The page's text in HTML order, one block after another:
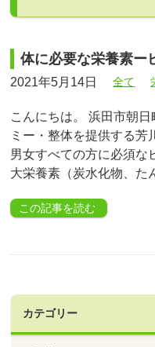
体に必要な栄養素ー
2021年5月14日 全て
こんにちは。 浜田市朝
ミー・整体を提供する
男女すべての方に必須な
大栄養素（炭水化物、た
この記事を読む
カテゴリー